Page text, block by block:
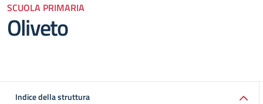
SCUOLA PRIMARIA
Oliveto
Indice della struttura